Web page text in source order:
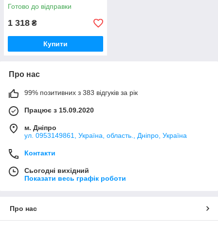
Готово до відправки
1 318 ₴
Купити
Про нас
99% позитивних з 383 відгуків за рік
Працює з 15.09.2020
м. Дніпро
ул. 0953149861, Україна, область., Дніпро, Україна
Контакти
Сьогодні вихідний
Показати весь графік роботи
Про нас